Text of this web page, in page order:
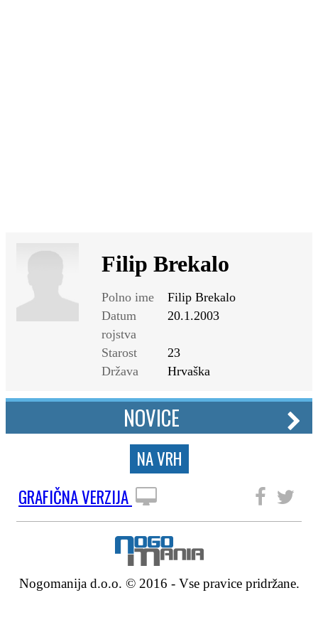
Filip Brekalo
Polno ime
Filip Brekalo
Datum
rojstva
20.1.2003
Starost
23
Država
Hrvaška
NOVICE
NA VRH
GRAFIČNA VERZIJA
Nogomanija d.o.o. © 2016 - Vse pravice pridržane.